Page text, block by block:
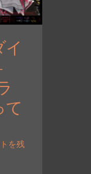
イ
て
を残